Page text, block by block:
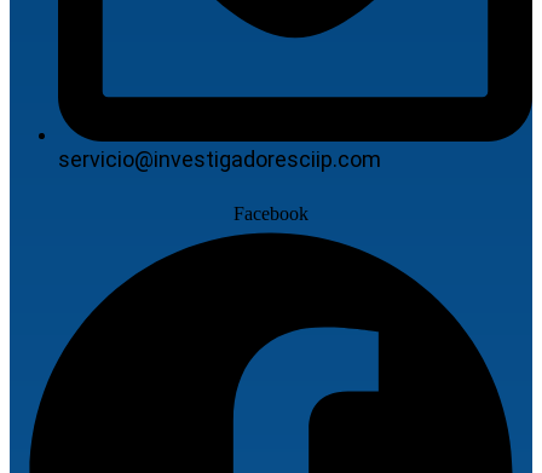
servicio@investigadoresciip.com
Facebook